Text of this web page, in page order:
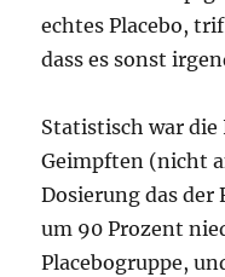
echtes Placebo,
dass es sonst
Statistisch war
Geimpften (nicht
Dosierung das der
um 90 Prozent
Placebogruppe,